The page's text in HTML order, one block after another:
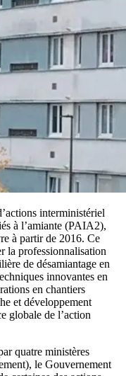
interministériel
à l’amiante (PAIA2),
à partir de 2016. Ce
la professionnalisation
de désamiantage en
innovantes en
en chantiers
et développement
globale de l’action
quatre ministères
le Gouvernement